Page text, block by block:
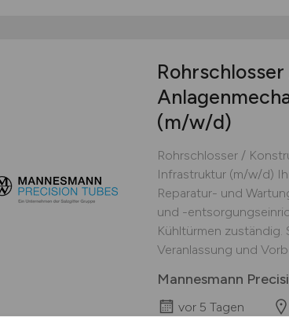
(m/w/d)
Rohrschlosser /
Infrastruktur (m/w/d)
Reparatur- und
und -
Kühltürmen
Veranlassung und
Mannesmann
vor 5 Tagen